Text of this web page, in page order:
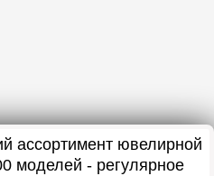
ассортимент ювелирной
моделей - регулярное